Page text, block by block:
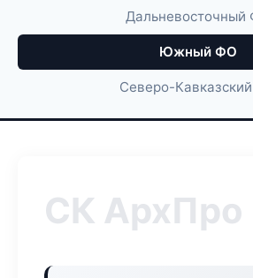
Дальневосточный
Южный ФО
Северо-
СК АрхПро